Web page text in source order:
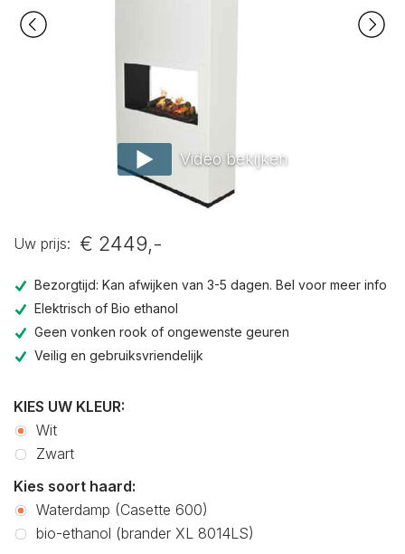
Video bekijken
Uw prijs: € 2449,-
Bezorgtijd: Kan afwijken van 3-5 dagen. Bel voor meer info
Elektrisch of Bio ethanol
Geen vonken rook of ongewenste geuren
Veilig en gebruiksvriendelijk
KIES UW KLEUR:
Wit
Zwart
Kies soort haard:
Waterdamp (Casette 600)
bio-ethanol (brander XL 8014LS)